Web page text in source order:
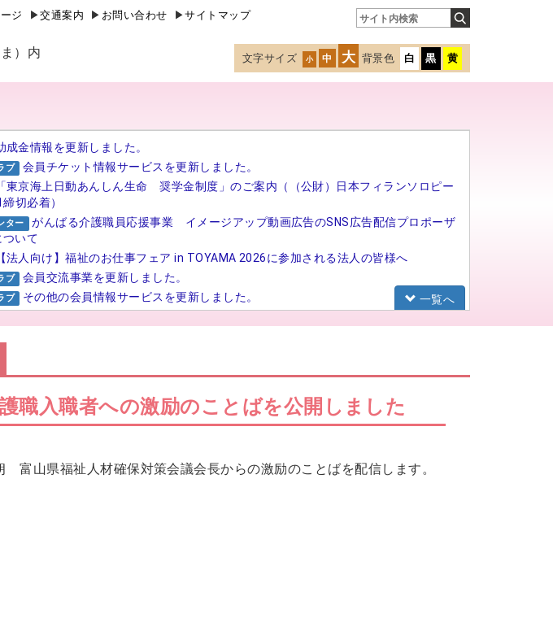
ジ 交通案内 お問い合わせ サイトマップ
）内 文字サイズ 小 中 大 背景色 白 黒 黄
成金情報を更新しました。
ブ
会員チケット情報サービスを更新しました。
「東京海上日動あんしん生命 奨学金制度」のご案内（（公財）日本フィランソロピー
切必着）
ター
がんばる介護職員応援事業 イメージアップ動画広告のSNS広告配信プロポーザ
ついて
【法人向け】福祉のお仕事フェア in TOYAMA 2026に参加される法人の皆様へ
ブ
会員交流事業を更新しました。
ブ
その他の会員情報サービスを更新しました。
一覧へ
職入職者への激励のことばを公開しました
山県福祉人材確保対策会議会長からの激励のことばを配信します。